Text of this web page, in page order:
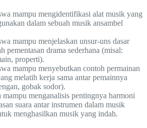
mampu mengidentifikasi alat musik yang
dalam sebuah musik ansambel
mampu menjelaskan unsur-uns dasar
pementasan drama sederhana (misal:
properti).
mampu menyebutkan contoh permainan
melatih kerja sama antar pemainnya
gobak sodor).
mampu menganalisis pentingnya harmoni
suara antar instrumen dalam musik
menghasilkan musik yang indah.